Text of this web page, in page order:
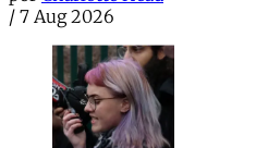
/ 7 Aug 2026